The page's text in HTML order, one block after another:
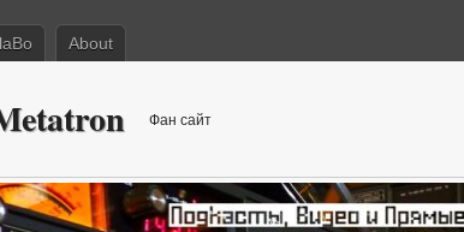
About
Фан сайт